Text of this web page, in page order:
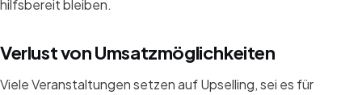
hilfsbereit bleiben.
Verlust von Umsatzmöglichkeiten
Viele Veranstaltungen setzen auf Upselling, sei es für